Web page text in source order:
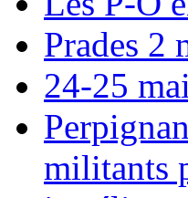
Prades 2
24-25
militants